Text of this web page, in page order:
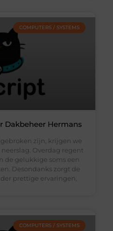
COMPUTERS / SYSTEMS
Dakbeheer Hermans
zijn, krijgen we
Overdag regent
de gelukkige soms een
Desondanks zorgt de
prettige ervaringen,
COMPUTERS / SYSTEMS